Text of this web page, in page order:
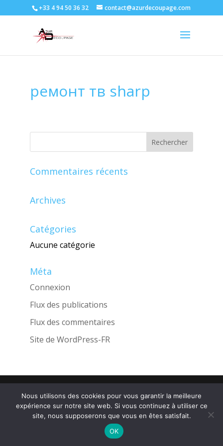
+33 4 94 50 36 32 contact@azurdecoupage.com
ремонт тв sharp
Commentaires récents
Archives
Catégories
Aucune catégorie
Méta
Connexion
Flux des publications
Flux des commentaires
Site de WordPress-FR
Nous utilisons des cookies pour vous garantir la meilleure
expérience sur notre site web. Si vous continuez à utiliser ce
site, nous supposerons que vous en êtes satisfait.
OK